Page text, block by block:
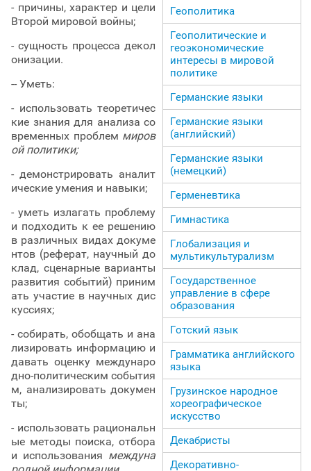
- причины, характер и цели
Второй мировой войны;
- сущность процесса декол
онизации.
-- Уметь:
- использовать теоретичес
кие знания для анализа со
временных проблем миров
ой политики;
- демонстрировать аналит
ические умения и навыки;
- уметь излагать проблему
и подходить к ее решению
в различных видах докуме
нтов (реферат, научный до
клад, сценарные варианты
развития событий) приним
ать участие в научных дис
куссиях;
- собирать, обобщать и ана
лизировать информацию и
давать оценку междунаро
дно-политическим события
м, анализировать докумен
ты;
- использовать рациональн
ые методы поиска, отбора
и использования междуна
Геополитика
Геополитические и
геоэкономические
интересы в мировой
политике
Германские языки
Германские языки
(английский)
Германские языки
(немецкий)
Герменевтика
Гимнастика
Глобализация и
мультикультурализм
Государственное
управление в сфере
образования
Готский язык
Грамматика английского
языка
Грузинское народное
хореографическое
искусство
Декабристы
Декоративно-